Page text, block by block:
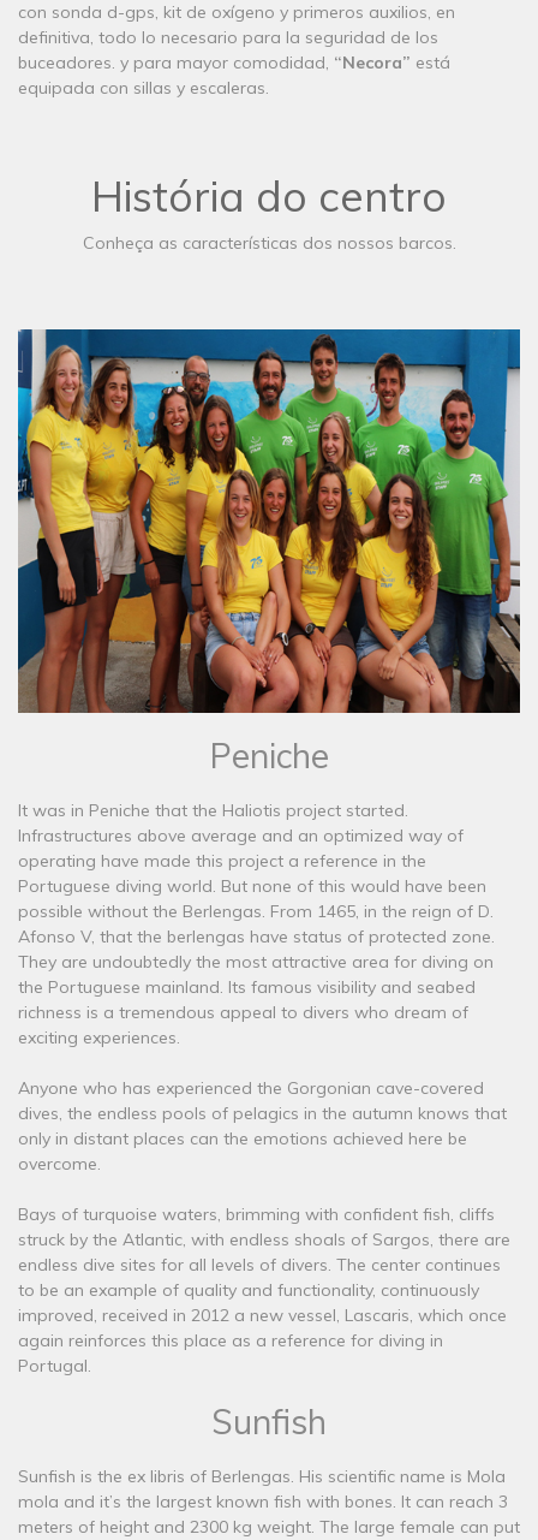
con sonda d-gps, kit de oxígeno y primeros auxilios, en
definitiva, todo lo necesario para la seguridad de los
buceadores. y para mayor comodidad, “Necora” está
equipada con sillas y escaleras.
História do centro
Conheça as características dos nossos barcos.
Peniche
It was in Peniche that the Haliotis project started.
Infrastructures above average and an optimized way of
operating have made this project a reference in the
Portuguese diving world. But none of this would have been
possible without the Berlengas. From 1465, in the reign of D.
Afonso V, that the berlengas have status of protected zone.
They are undoubtedly the most attractive area for diving on
the Portuguese mainland. Its famous visibility and seabed
richness is a tremendous appeal to divers who dream of
exciting experiences.
Anyone who has experienced the Gorgonian cave-covered
dives, the endless pools of pelagics in the autumn knows that
only in distant places can the emotions achieved here be
overcome.
Bays of turquoise waters, brimming with confident fish, cliffs
struck by the Atlantic, with endless shoals of Sargos, there are
endless dive sites for all levels of divers. The center continues
to be an example of quality and functionality, continuously
improved, received in 2012 a new vessel, Lascaris, which once
again reinforces this place as a reference for diving in
Portugal.
Sunfish
Sunfish is the ex libris of Berlengas. His scientific name is Mola
mola and it’s the largest known fish with bones. It can reach 3
meters of height and 2300 kg weight. The large female can put